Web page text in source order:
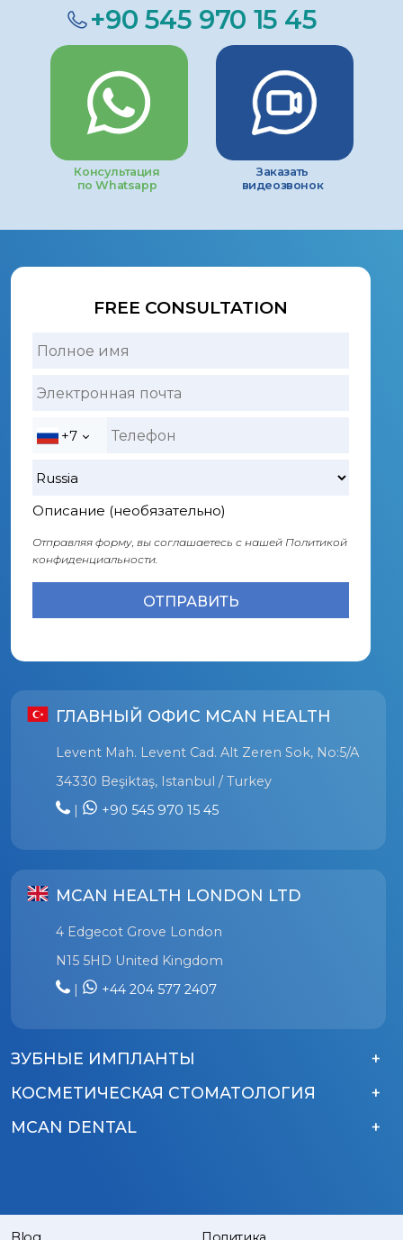
+90 545 970 15 45
Консультация
по Whatsapp
Заказать
видеозвонок
FREE CONSULTATION
+7
Описание (необязательно)
Отправляя форму, вы соглашаетесь с нашей Политикой
конфиденциальности.
ГЛАВНЫЙ ОФИС MCAN HEALTH
Levent Mah. Levent Cad. Alt Zeren Sok, No:5/A
34330 Beşiktaş, Istanbul / Turkey
|
+90 545 970 15 45
MCAN HEALTH LONDON LTD
4 Edgecot Grove London
N15 5HD United Kingdom
|
+44 204 577 2407
ЗУБНЫЕ ИМПЛАНТЫ
КОСМЕТИЧЕСКАЯ СТОМАТОЛОГИЯ
MCAN DENTAL